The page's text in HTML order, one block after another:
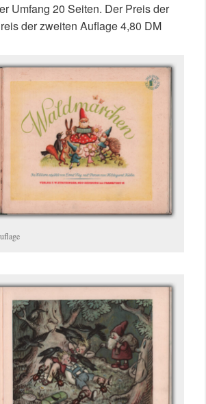
Umfang 20 Seiten. Der Preis der
der zweiten Auflage 4,80 DM